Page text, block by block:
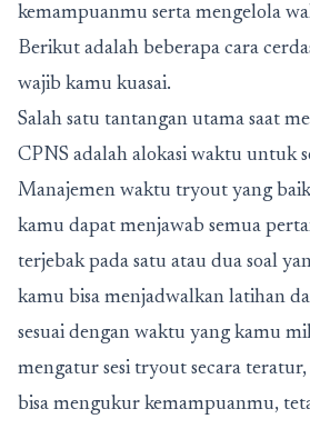
kemampuanmu serta mengelola
Berikut adalah beberapa cara
wajib kamu kuasai.
Salah satu tantangan utama saat
CPNS adalah alokasi waktu untuk
Manajemen waktu tryout yang
kamu dapat menjawab semua
terjebak pada satu atau dua soal
kamu bisa menjadwalkan latihan
sesuai dengan waktu yang kamu
mengatur sesi tryout secara
bisa mengukur kemampuanmu,